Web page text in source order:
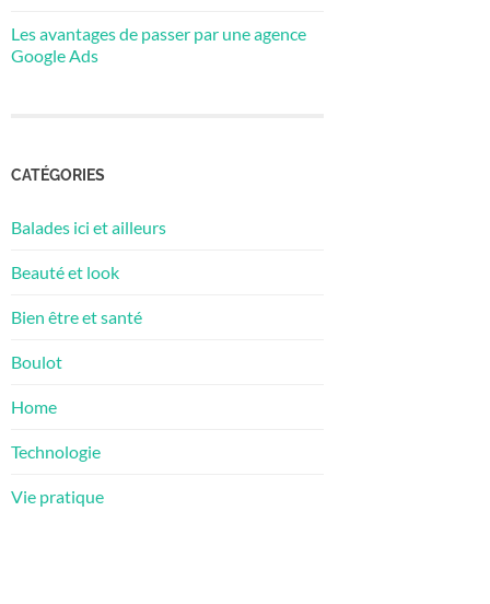
Les avantages de passer par une agence
Google Ads
CATÉGORIES
Balades ici et ailleurs
Beauté et look
Bien être et santé
Boulot
Home
Technologie
Vie pratique